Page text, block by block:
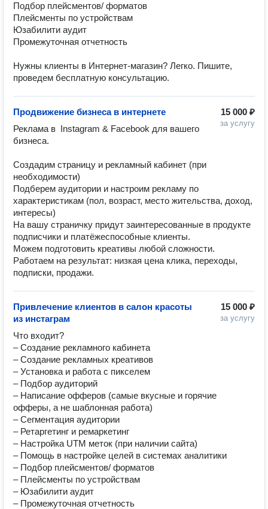
Подбор плейсментов/ форматов
Плейсменты по устройствам
Юзабилити аудит
Промежуточная отчетность
Нужны клиенты в Интернет-магазин? Легко. Пишите,
проведем бесплатную консультацию.
15 000 ₽
за услугу
Продвижение бизнеса в интернете
Реклама в  Instagram & Facebook для вашего
бизнеса.
Создадим страницу и рекламный кабинет (при
необходимости)
Подберем аудитории и настроим рекламу по
характеристикам (пол, возраст, место жительства, доход,
интересы)
На вашу страничку придут заинтересованные в продукте
подписчики и платёжеспособные клиенты.
Можем подготовить креативы любой сложности.
Работаем на результат: низкая цена клика, переходы,
подписки, продажи.
15 000 ₽
за услугу
Привлечение клиентов в салон красоты
из инстаграм
Что входит?
– Создание рекламного кабинета
– Создание рекламных креативов
– Установка и работа с пикселем
– Подбор аудиторий
– Написание офферов (самые вкусные и горячие
офферы, а не шаблонная работа)
– Сегментация аудитории
– Ретаргетинг и ремаркетинг
– Настройка UTM меток (при наличии сайта)
– Помощь в настройке целей в системах аналитики
– Подбор плейсментов/ форматов
– Плейсменты по устройствам
– Юзабилити аудит
– Промежуточная отчетность